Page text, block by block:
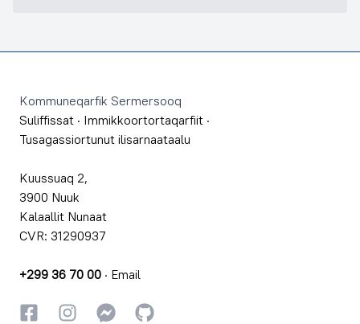
Kommuneqarfik Sermersooq
Suliffissat · Immikkoortortaqarfiit ·
Tusagassiortunut ilisarnaataalu
Kuussuaq 2,
3900 Nuuk
Kalaallit Nunaat
CVR: 31290937
+299 36 70 00 · Email
FacebookkiInstagrammiInstagrammi
GitHub